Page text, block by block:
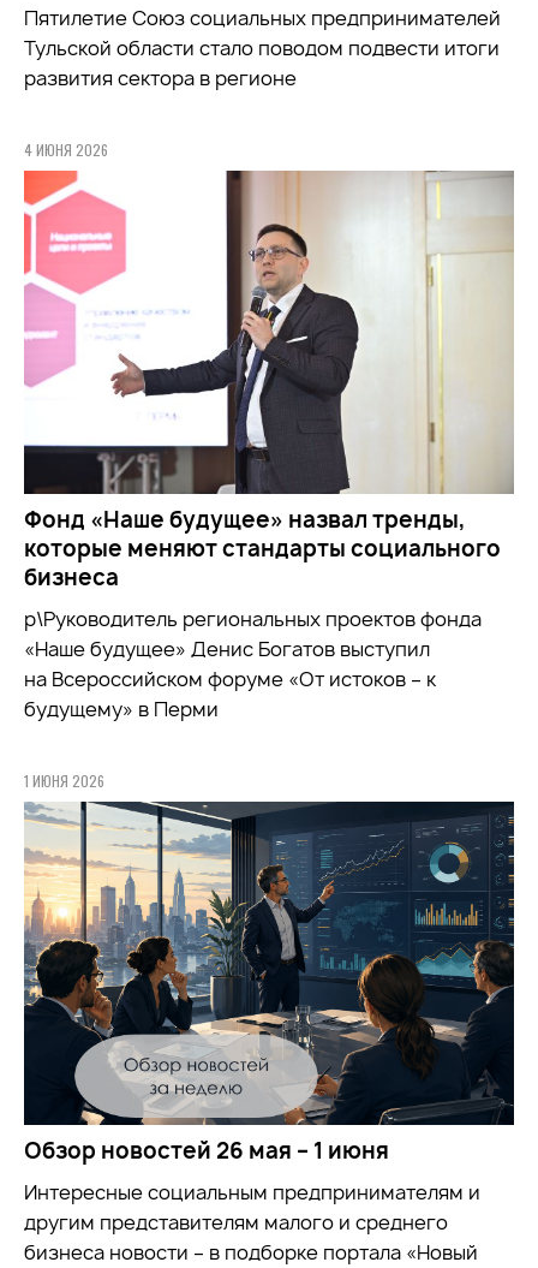
Пятилетие Союз социальных предпринимателей
Тульской области стало поводом подвести итоги
развития сектора в регионе
4 ИЮНЯ 2026
Фонд «Наше будущее» назвал тренды,
которые меняют стандарты социального
бизнеса
р\Руководитель региональных проектов фонда
«Наше будущее» Денис Богатов выступил
на Всероссийском форуме «От истоков – к
будущему» в Перми
1 ИЮНЯ 2026
Обзор новостей 26 мая – 1 июня
Интересные социальным предпринимателям и
другим представителям малого и среднего
бизнеса новости – в подборке портала «Новый